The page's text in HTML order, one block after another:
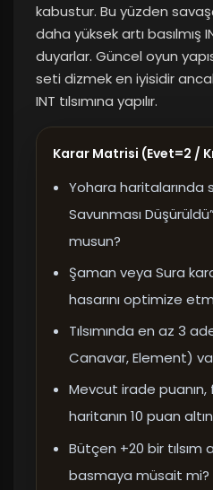
kabustur. Bu yüzden
daha yüksek artı basılmış
duyarlar. Güncel oyun
seti dizmek en iyisidir
INT tılsımına yapılır.
Karar Matrisi (Evet=2 /
Yohara haritalarında
Savunması
musun?
Şaman veya Sura
hasarını optimize
Tılsımında en az 3
Canavar, Element)
Mevcut irade puanın,
haritanın 10 puan
Bütçen +20 bir tılsım
basmaya müsait mi?